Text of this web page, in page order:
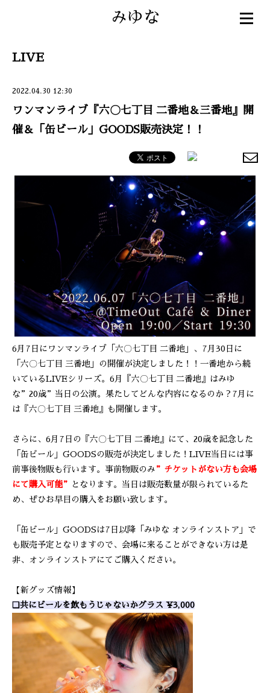
みゆな
LIVE
2022.04.30 12:30
ワンマンライブ『六〇七丁目 二番地＆三番地』開
催＆「缶ビール」GOODS販売決定！！
6月7日にワンマンライブ「六〇七丁目 二番地」、7月30日に
「六〇七丁目 三番地」の開催が決定しました！！一番地から続
いているLIVEシリーズ。6月『六〇七丁目 二番地』はみゆ
な”20歳”当日の公演。果たしてどんな内容になるのか？7月に
は『六〇七丁目 三番地』も開催します。
さらに、6月7日の『六〇七丁目 二番地』にて、20歳を記念した
「缶ビール」GOODSの販売が決定しました！LIVE当日には事
前事後物販も行います。事前物販のみ ”チケットがない方も会場
にて購入可能”
となります。当日は販売数量が限られているた
め、ぜひお早目の購入をお願い致します。
「缶ビール」GOODSは7日以降「みゆな オンラインストア」で
も販売予定となりますので、会場に来ることができない方は是
非、オンラインストアにてご購入ください。
【新グッズ情報】
❑共にビールを飲もうじゃないかグラス ¥3,000